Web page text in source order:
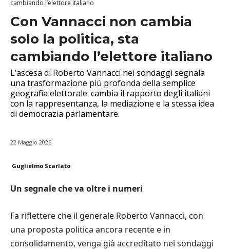
cambiando l’elettore italiano
Con Vannacci non cambia
solo la politica, sta
cambiando l’elettore italiano
L’ascesa di Roberto Vannacci nei sondaggi segnala
una trasformazione più profonda della semplice
geografia elettorale: cambia il rapporto degli italiani
con la rappresentanza, la mediazione e la stessa idea
di democrazia parlamentare.
22 Maggio 2026
Guglielmo Scarlato
Un segnale che va oltre i numeri
Fa riflettere che il generale Roberto Vannacci, con
una proposta politica ancora recente e in
consolidamento, venga già accreditato nei sondaggi